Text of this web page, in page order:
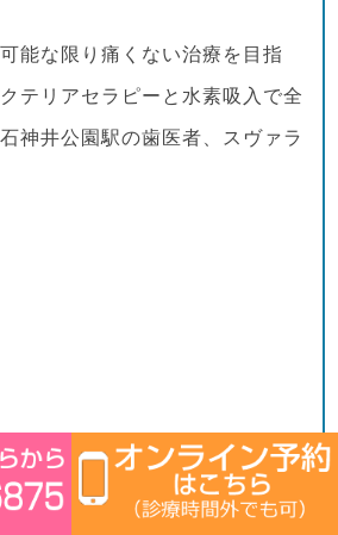
能な限り痛くない治療を目指
テリアセラピーと水素吸入で全
神井公園駅の歯医者、スヴァラ
き起こす主な原因菌のグループ
プレックス」について、その概